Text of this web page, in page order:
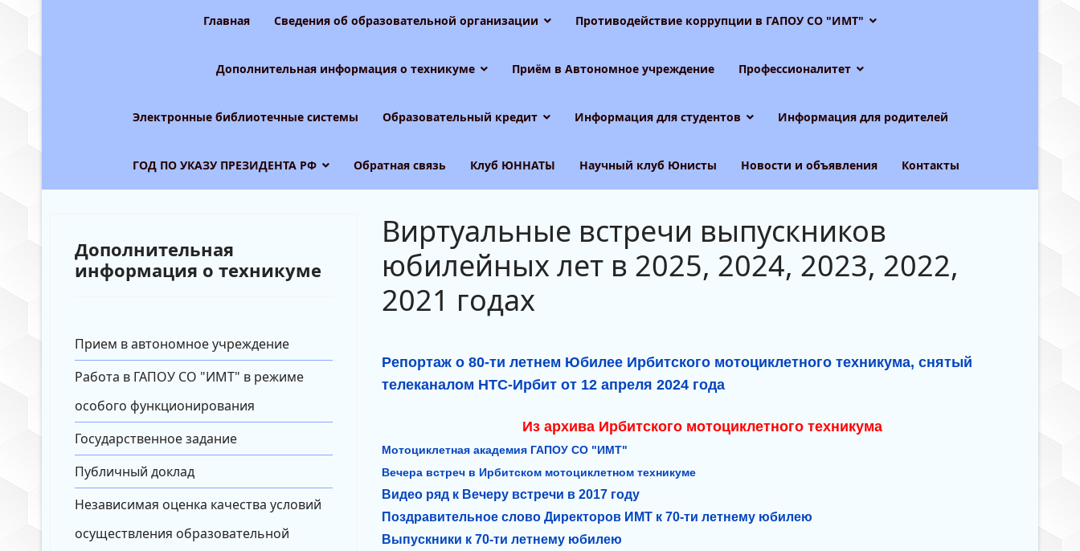
Главная Сведения об образовательной организации Противодействие коррупции в ГАПОУ СО "ИМТ"
Дополнительная информация о техникуме Приём в Автономное учреждение Профессионалитет
Электронные библиотечные системы Образовательный кредит Информация для студентов Информация для родителей
ГОД ПО УКАЗУ ПРЕЗИДЕНТА РФ Обратная связь Клуб ЮННАТЫ Научный клуб Юнисты Новости и объявления Контакты
Дополнительная
информация о техникуме
Прием в автономное учреждение
Работа в ГАПОУ СО "ИМТ" в режиме
особого функционирования
Государственное задание
Публичный доклад
Независимая оценка качества условий
осуществления образовательной
Виртуальные встречи выпускников
юбилейных лет в 2025, 2024, 2023, 2022,
2021 годах
Репортаж о 80-ти летнем Юбилее Ирбитского мотоциклетного техникума, снятый
телеканалом НТС-Ирбит от 12 апреля 2024 года
Из архива Ирбитского мотоциклетного техникума
Мотоциклетная академия ГАПОУ СО "ИМТ"
Вечера встреч в Ирбитском мотоциклетном техникуме
Видео ряд к Вечеру встречи в 2017 году
Поздравительное слово Директоров ИМТ к 70-ти летнему юбилею
Выпускники к 70-ти летнему юбилею